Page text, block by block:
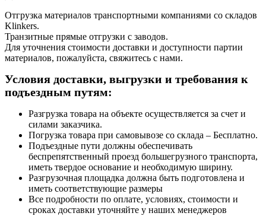
Отгрузка материалов транспортными компаниями со складов
Klinkers.
Транзитные прямые отгрузки с заводов.
Для уточнения стоимости доставки и доступности партии
материалов, пожалуйста, свяжитесь с нами.
Условия доставки, выгрузки и требования к
подъездным путям:
Разгрузка товара на объекте осуществляется за счет и
силами заказчика.
Погрузка товара при самовывозе со склада – Бесплатно.
Подъездные пути должны обеспечивать
беспрепятственный проезд большегрузного транспорта,
иметь твердое основание и необходимую ширину.
Разгрузочная площадка должна быть подготовлена и
иметь соответствующие размеры
Все подробности по оплате, условиях, стоимости и
сроках доставки уточняйте у наших менеджеров